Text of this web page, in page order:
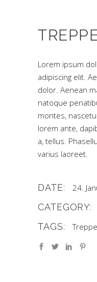
Lorem ipsum
adipiscing elit.
dolor. Aenean
natoque
montes,
lorem ante,
a, tellus.
varius laoreet.
DATE: 24.
CATEGORY:
TAGS: